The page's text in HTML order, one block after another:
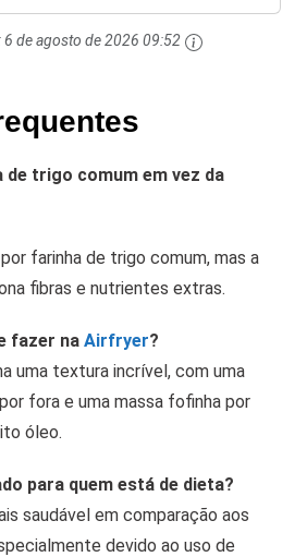
6 de agosto de 2026 09:52
trigo comum em vez da
farinha de trigo comum, mas a
fibras e nutrientes extras.
fazer na Airfryer?
uma textura incrível, com uma
fora e uma massa fofinha por
óleo.
para quem está de dieta?
saudável em comparação aos
devido ao uso de